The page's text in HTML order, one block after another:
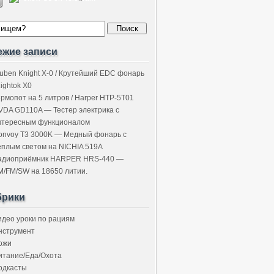
записи
Knight X-0 / Крутейший EDC фонарь
X0
на 5 литров / Harper HTP-5T01
GD110A — Тестер электрика с
функционалом
T3 3000K — Медный фонарь с
светом на NICHIA 519A
HARPER HRS-440 —
FM/SW на 18650 литии.
уроки по рациям
Еда/Охота